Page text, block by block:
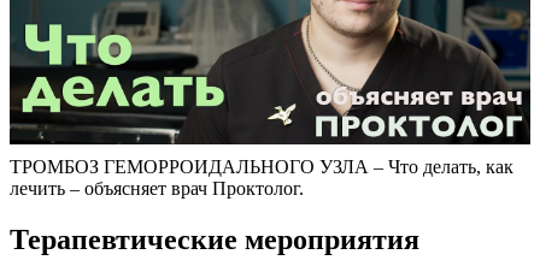
ТРОМБОЗ ГЕМОРРОИДАЛЬНОГО УЗЛА – Что делать, как
лечить – объясняет врач Проктолог.
Терапевтические мероприятия